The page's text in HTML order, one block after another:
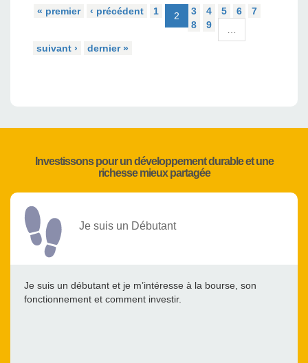
« premier ‹ précédent 1 2 3 4 5 6
7
8
9
…
suivant ›
dernier »
Investissons pour un développement durable et une
richesse mieux partagée
Je suis un Débutant
Je suis un débutant et je m’intéresse à la bourse, son
fonctionnement et comment investir.